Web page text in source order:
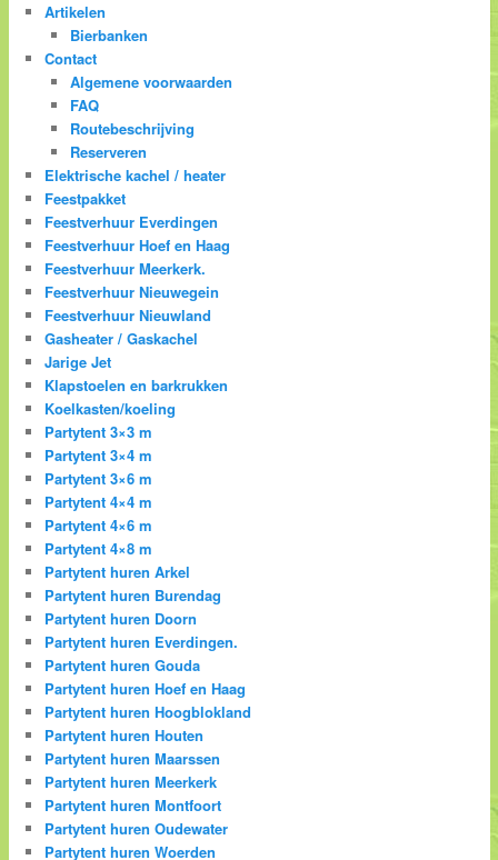
Artikelen
Bierbanken
Contact
Algemene voorwaarden
FAQ
Routebeschrijving
Reserveren
Elektrische kachel / heater
Feestpakket
Feestverhuur Everdingen
Feestverhuur Hoef en Haag
Feestverhuur Meerkerk.
Feestverhuur Nieuwegein
Feestverhuur Nieuwland
Gasheater / Gaskachel
Jarige Jet
Klapstoelen en barkrukken
Koelkasten/koeling
Partytent 3×3 m
Partytent 3×4 m
Partytent 3×6 m
Partytent 4×4 m
Partytent 4×6 m
Partytent 4×8 m
Partytent huren Arkel
Partytent huren Burendag
Partytent huren Doorn
Partytent huren Everdingen.
Partytent huren Gouda
Partytent huren Hoef en Haag
Partytent huren Hoogblokland
Partytent huren Houten
Partytent huren Maarssen
Partytent huren Meerkerk
Partytent huren Montfoort
Partytent huren Oudewater
Partytent huren Woerden